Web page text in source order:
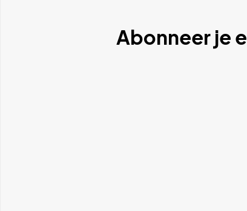
Abonneer je